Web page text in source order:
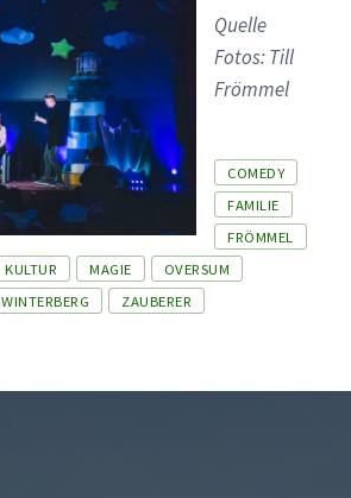
Quelle
Fotos: Till
Frömmel
Tags
COMEDY
FAMILIE
FRÖMMEL
KULTUR MAGIE
OVERSUM
WINTERBERG ZAUBERER